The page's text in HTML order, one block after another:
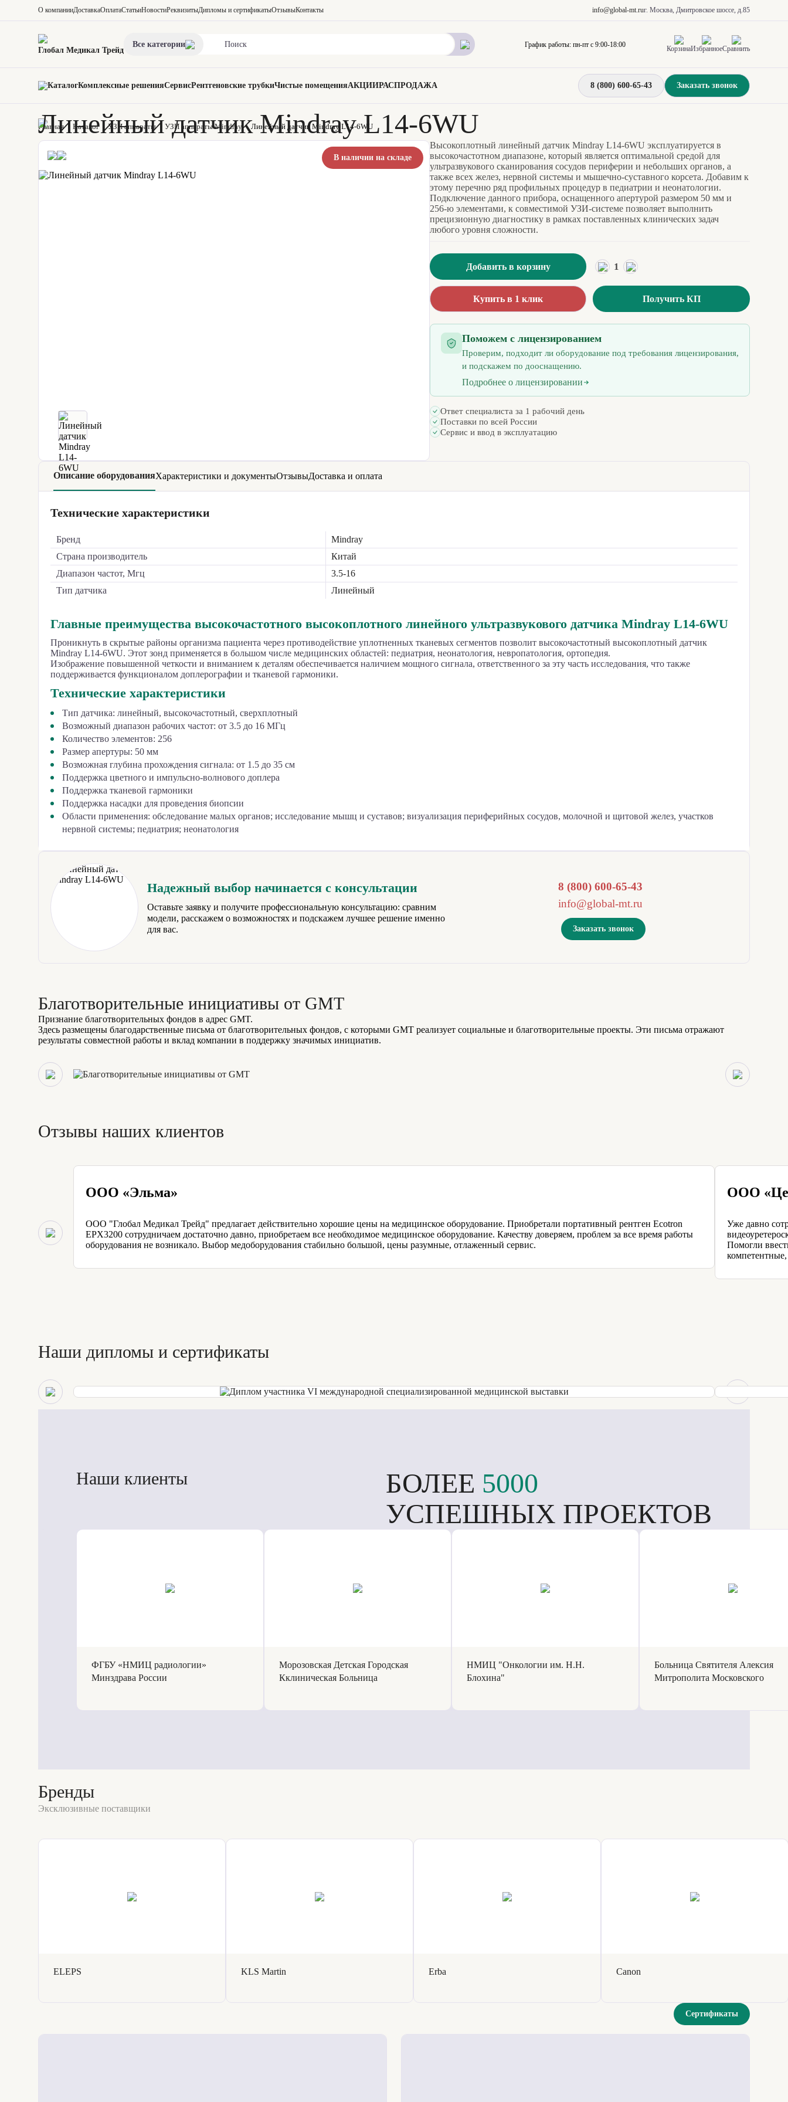
О компанииДоставкаОплатаСтатьиНовостиРеквизитыДипломы и сертификатыОтзывыКонтакты info@global-mt.ruг. Москва, Дмитровское шоссе, д.85
Глобал Медикал Трейд
Все категории График работы: пн-пт с 9:00-18:00
КорзинаИзбранноеСравнить
КаталогКомплексные решенияСервисРентгеновские трубкиЧистые помещенияАКЦИИРАСПРОДАЖА 8 (800) 600-65-43 Заказать звонок
Главная Каталог УЗИ аппараты УЗИ аппараты Mindray Линейный датчик Mindray L14-6WU
Линейный датчик Mindray L14-6WU
В наличии на складе
Высокоплотный линейный датчик Mindray L14-6WU эксплуатируется в
высокочастотном диапазоне, который является оптимальной средой для
ультразвукового сканирования сосудов периферии и небольших органов, а
также всех желез, нервной системы и мышечно-суставного корсета. Добавим к
этому перечню ряд профильных процедур в педиатрии и неонатологии.
Подключение данного прибора, оснащенного апертурой размером 50 мм и
256-ю элементами, к совместимой УЗИ-системе позволяет выполнить
прецизионную диагностику в рамках поставленных клинических задач
любого уровня сложности.
Добавить в корзину 1
Купить в 1 клик Получить КП
Поможем с лицензированием
Проверим, подходит ли оборудование под требования лицензирования,
и подскажем по дооснащению.
Подробнее о лицензировании
Ответ специалиста за 1 рабочий день
Поставки по всей России
Сервис и ввод в эксплуатацию
Описание оборудованияХарактеристики и документыОтзывыДоставка и оплата
Технические характеристики
Бренд
Mindray
Страна производитель
Китай
Диапазон частот, Мгц
3.5-16
Тип датчика
Линейный
Главные преимущества высокочастотного высокоплотного линейного ультразвукового датчика Mindray L14-6WU
Проникнуть в скрытые районы организма пациента через противодействие уплотненных тканевых сегментов позволит высокочастотный высокоплотный датчик
Mindray L14-6WU. Этот зонд применяется в большом числе медицинских областей: педиатрия, неонатология, невропатология, ортопедия.
Изображение повышенной четкости и вниманием к деталям обеспечивается наличием мощного сигнала, ответственного за эту часть исследования, что также
поддерживается функционалом доплерографии и тканевой гармоники.
Технические характеристики
Тип датчика: линейный, высокочастотный, сверхплотный
Возможный диапазон рабочих частот: от 3.5 до 16 МГц
Количество элементов: 256
Размер апертуры: 50 мм
Возможная глубина прохождения сигнала: от 1.5 до 35 см
Поддержка цветного и импульсно-волнового доплера
Поддержка тканевой гармоники
Поддержка насадки для проведения биопсии
Области применения: обследование малых органов; исследование мышц и суставов; визуализация периферийных сосудов, молочной и щитовой желез, участков
нервной системы; педиатрия; неонатология
Надежный выбор начинается с консультации
Оставьте заявку и получите профессиональную консультацию: сравним
модели, расскажем о возможностях и подскажем лучшее решение именно
для вас.
8 (800) 600-65-43
info@global-mt.ru
Заказать звонок
Благотворительные инициативы от GMT
Признание благотворительных фондов в адрес GMT.
Здесь размещены благодарственные письма от благотворительных фондов, с которыми GMT реализует социальные и благотворительные проекты. Эти письма отражают
результаты совместной работы и вклад компании в поддержку значимых инициатив.
Отзывы наших клиентов
ООО «Эльма»
ООО "Глобал Медикал Трейд" предлагает действительно хорошие цены на медицинское оборудование. Приобретали портативный рентген Ecotron
EPX3200 сотрудничаем достаточно давно, приобретаем все необходимое медицинское оборудование. Качеству доверяем, проблем за все время работы
оборудования не возникало. Выбор медоборудования стабильно большой, цены разумные, отлаженный сервис.
ООО
Уже давно
Помогли
Наши дипломы и сертификаты
Наши клиенты БОЛЕЕ 5000
УСПЕШНЫХ ПРОЕКТОВ
ФГБУ «НМИЦ радиологии»
Минздрава России
Морозовская Детская Городская
Кклиническая Больница
НМИЦ "Онкологии им. Н.Н.
Блохина"
Больница Святителя Алексия
Митрополита Московского
Бренды
Эксклюзивные поставщики
ELEPS KLS Martin Erba Canon
Сертификаты